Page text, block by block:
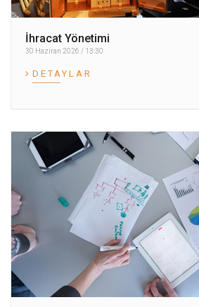
İhracat Yönetimi
30 Haziran 2026 / 13:30
DETAYLAR